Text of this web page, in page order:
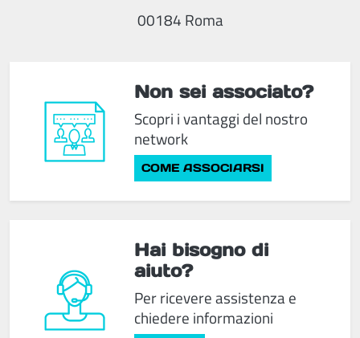
Non sei associato?
Scopri i vantaggi del nostro
network
COME ASSOCIARSI
00184 Roma
Hai bisogno di
aiuto?
Per ricevere assistenza e
chiedere informazioni